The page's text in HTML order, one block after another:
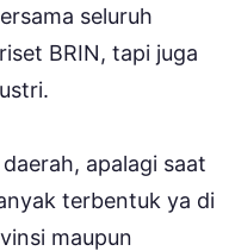
seluruh
BRIN, tapi juga
apalagi saat
terbentuk ya di
maupun